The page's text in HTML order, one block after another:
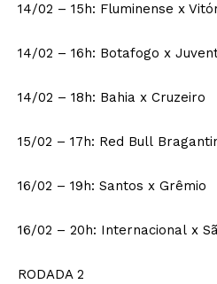
14/02 – 15h: Fluminense x
14/02 – 16h: Botafogo x
14/02 – 18h: Bahia x Cruzeiro
15/02 – 17h: Red Bull
16/02 – 19h: Santos x Grêmio
16/02 – 20h: Internacional x
RODADA 2